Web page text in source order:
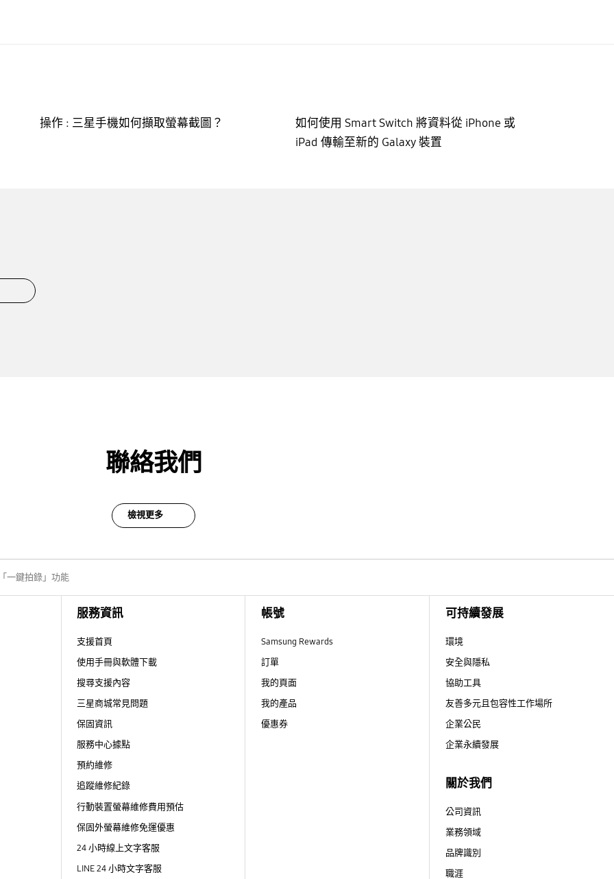
操作 : 三星手機如何擷取螢幕截圖？
如何使用 Smart Switch 將資料從 iPhone 或
iPad 傳輸至新的 Galaxy 裝置
聯絡我們
檢視更多
一鍵拍錄」功能
服務資訊
支援首頁
使用手冊與軟體下載
搜尋支援內容
三星商城常見問題
保固資訊
服務中心據點
預約維修
追蹤維修紀錄
行動裝置螢幕維修費用預估
保固外螢幕維修免運優惠
24 小時線上文字客服
LINE 24 小時文字客服
帳號
Samsung Rewards
訂單
我的頁面
我的產品
優惠券
可持續發展
環境
安全與隱私
協助工具
友善多元且包容性工作場所
企業公民
企業永續發展
關於我們
公司資訊
業務領域
品牌識別
職涯